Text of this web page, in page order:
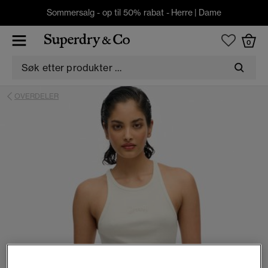
Sommersalg - op til 50% rabat - Herre | Dame
0
OVERDELER